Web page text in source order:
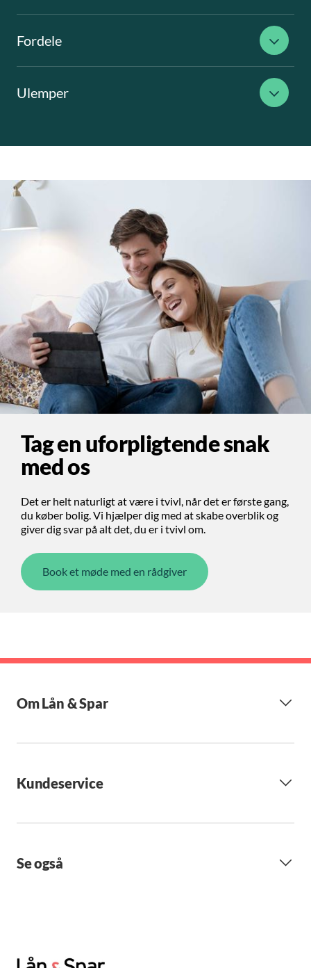
Fordele
Ulemper
Tag en uforpligtende snak
med os
Det er helt naturligt at være i tvivl, når det er første gang,
du køber bolig. Vi hjælper dig med at skabe overblik og
giver dig svar på alt det, du er i tvivl om.
Book et møde med en rådgiver
Om Lån & Spar
Kundeservice
Se også